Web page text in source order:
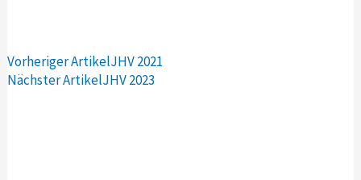
Vorheriger ArtikelJHV 2021
Nächster ArtikelJHV 2023